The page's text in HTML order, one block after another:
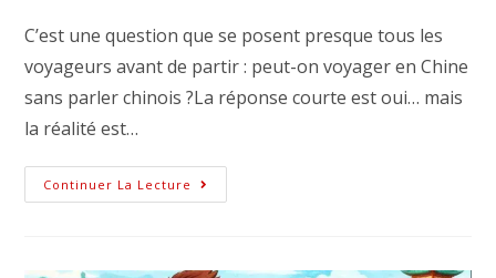
C’est une question que se posent presque tous les
voyageurs avant de partir : peut-on voyager en Chine
sans parler chinois ?La réponse courte est oui… mais
la réalité est…
Continuer La Lecture